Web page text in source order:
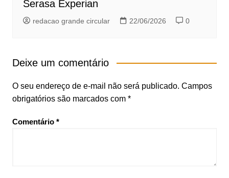
Serasa Experian
redacao grande circular 22/06/2026 0
Deixe um comentário
O seu endereço de e-mail não será publicado. Campos
obrigatórios são marcados com *
Comentário *